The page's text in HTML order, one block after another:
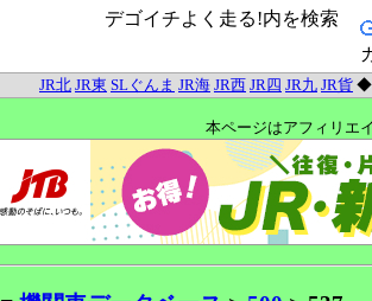
デゴイチよく走る!内を検索
JR北 JR東 SLぐんま JR海 JR西 JR四 JR九 JR貨
本ページはアフィリエ